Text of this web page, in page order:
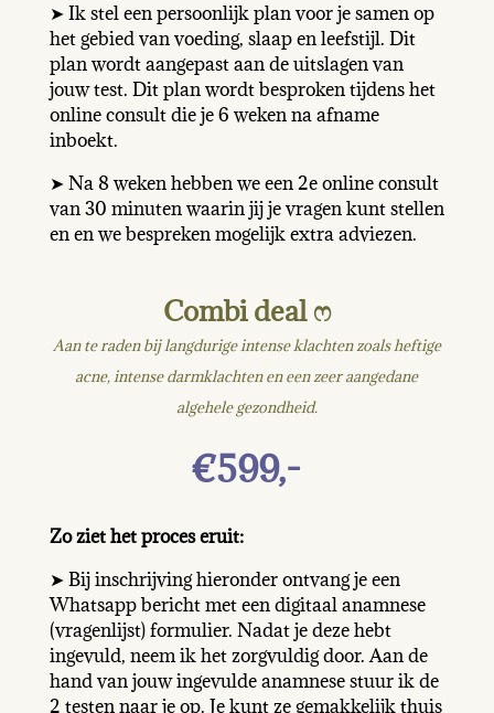
➤ Ik stel een persoonlijk plan voor je samen op
het gebied van voeding, slaap en leefstijl. Dit
plan wordt aangepast aan de uitslagen van
jouw test. Dit plan wordt besproken tijdens het
online consult die je 6 weken na afname
inboekt.
➤ Na 8 weken hebben we een 2e online consult
van 30 minuten waarin jij je vragen kunt stellen
en en we bespreken mogelijk extra adviezen.
Combi deal ෆ
Aan te raden bij langdurige intense klachten zoals heftige
acne, intense darmklachten en een zeer aangedane
algehele gezondheid.
€599,-
Zo ziet het proces eruit:
➤ Bij inschrijving hieronder ontvang je een
Whatsapp bericht met een digitaal anamnese
(vragenlijst) formulier. Nadat je deze hebt
ingevuld, neem ik het zorgvuldig door. Aan de
hand van jouw ingevulde anamnese stuur ik de
2 testen naar je op. Je kunt ze gemakkelijk thuis